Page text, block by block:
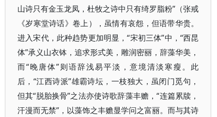
山诗只有金玉龙凤，杜牧之诗中只有绮罗脂粉”（张戒
《岁寒堂诗话》卷上），虽情有哀怨，但语带华贵。
进入宋代，此种趋势更加明显，“宋初三体”中，“西昆
体”承义山衣钵，追求形式美，雕润密丽，辞藻华美，
而“晚唐体”则语辞浅易平淡，意境清淡寒瘦。此
后，“江西诗派”雄霸诗坛，一枝独大，虽闭门觅句，
但其“脱胎换骨”之法亦使诗歌辞藻丰赡，“连篇累牍，
汗漫而无禁”，以藻饰之丰赡显学问之富丽。而与其诗